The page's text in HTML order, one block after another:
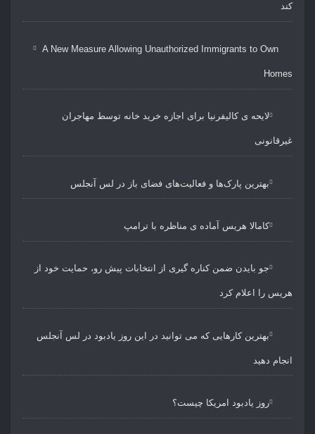
کند
A New Measure Allowing Unauthorized Immigrants to Own
Homes
لایحه ی کالیفرنیا برای اجازه خرید خانه توسط مهاجران
غیرقانونی
بهترین پارک‌ها و فعالیت‌های فضای باز در لس آنجلس
کامالا هریس آماده ی مناظره با ترامپ
جو بایدن ضمن کناره گیری از انتخابات پیش رو، حمایت خود از
هریس را اعلام کرد
بهترین کارهایی که می توانید در این روز یادبود در لس آنجلس
انجام دهید
روز یادبود امریکا چیست؟